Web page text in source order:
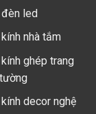
led
nhà tắm
ghép trang
decor nghệ